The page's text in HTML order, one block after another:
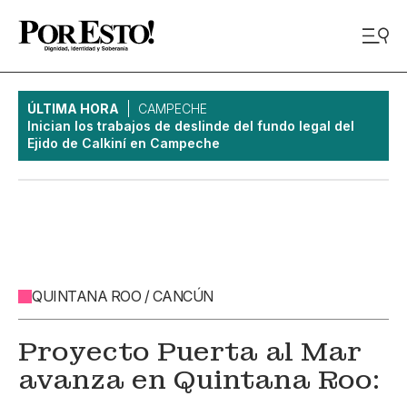
ÚLTIMA HORA
CAMPECHE
Inician los trabajos de deslinde del fundo legal del
Ejido de Calkiní en Campeche
QUINTANA ROO / CANCÚN
Proyecto Puerta al Mar
avanza en Quintana Roo: